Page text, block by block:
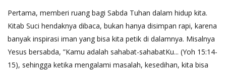
Pertama, memberi ruang bagi Sabda Tuhan dalam hidup kita.
Kitab Suci hendaknya dibaca, bukan hanya disimpan rapi, karena
banyak inspirasi iman yang bisa kita petik di dalamnya. Misalnya
Yesus bersabda, ”Kamu adalah sahabat-sahabatKu... (Yoh 15:14-
15), sehingga ketika mengalami masalah, kesedihan, kita bisa